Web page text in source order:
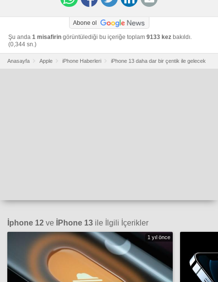
Abone ol
Şu anda 1 misafirin görüntülediği bu içeriğe toplam 9133 kez bakıldı.
(0,344 sn.)
Anasayfa Apple iPhone Haberleri iPhone 13 daha dar bir çentik ile gelecek
İphone 12 ve İPhone 13 ile İlgili İçerikler
1 yıl önce